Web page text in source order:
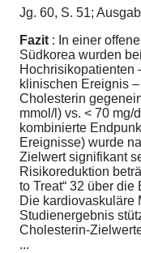
Jg. 60, S. 51;
Fazit : In einer
Südkorea wurden
Hochrisikopatienten
klinischen Ereignis
Cholesterin
mmol/l) vs. < 70 mg/
kombinierte
Ereignisse) wurde
Zielwert signifikant
Risikoreduktion
to Treat“ 32 über
Die kardiovaskuläre
Studienergebnis
Cholesterin-
...